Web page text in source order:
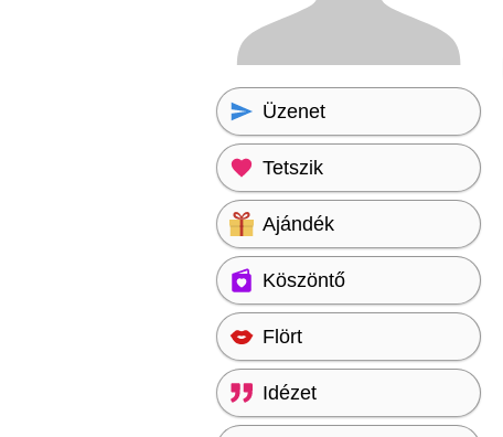
Üzenet
Tetszik
Ajándék
Köszöntő
Flört
Idézet